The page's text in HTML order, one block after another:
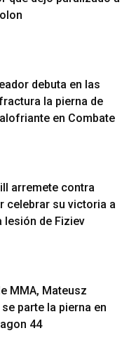
debuta en las
la pierna de
en Combate
arremete contra
celebrar su victoria a
lesión de Fiziev
MMA, Mateusz
parte la pierna en
44